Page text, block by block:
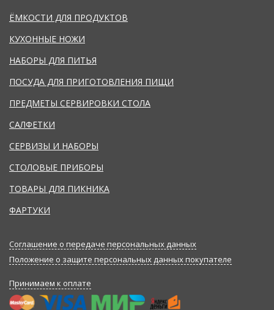
ЁМКОСТИ ДЛЯ ПРОДУКТОВ
КУХОННЫЕ НОЖИ
НАБОРЫ ДЛЯ ПИТЬЯ
ПОСУДА ДЛЯ ПРИГОТОВЛЕНИЯ ПИЩИ
ПРЕДМЕТЫ СЕРВИРОВКИ СТОЛА
САЛФЕТКИ
СЕРВИЗЫ И НАБОРЫ
СТОЛОВЫЕ ПРИБОРЫ
ТОВАРЫ ДЛЯ ПИКНИКА
ФАРТУКИ
Соглашение о передаче персональных данных
Положение о защите персональных данных покупателе
Принимаем к оплате